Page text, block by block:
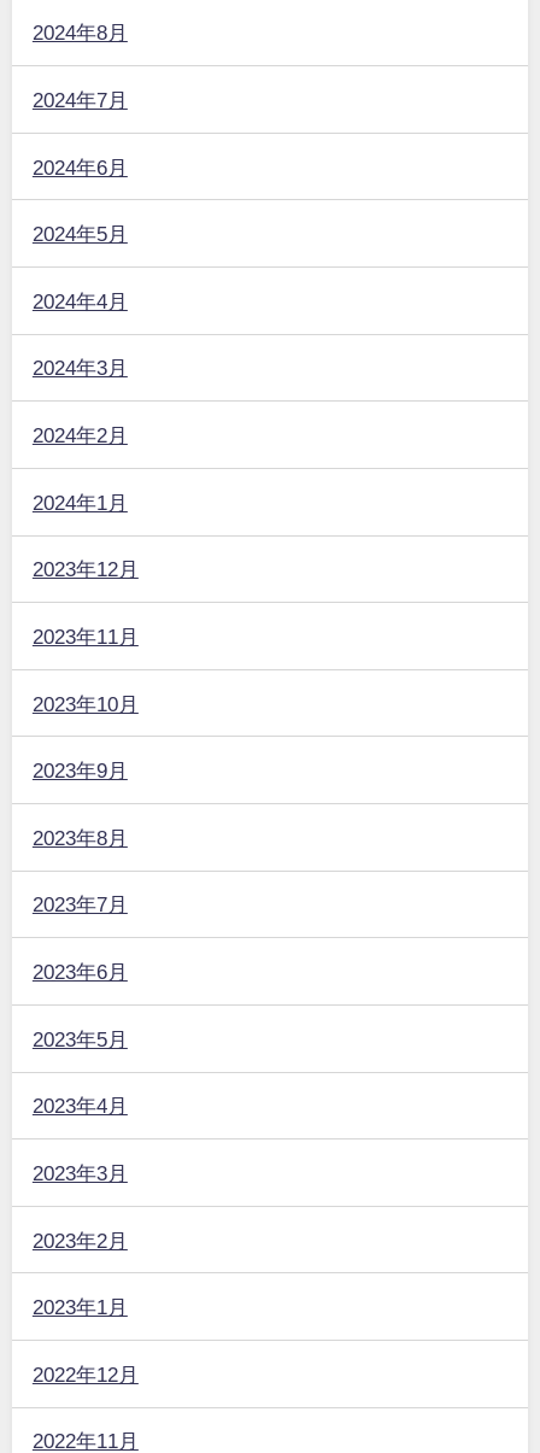
2024年8月
2024年7月
2024年6月
2024年5月
2024年4月
2024年3月
2024年2月
2024年1月
2023年12月
2023年11月
2023年10月
2023年9月
2023年8月
2023年7月
2023年6月
2023年5月
2023年4月
2023年3月
2023年2月
2023年1月
2022年12月
2022年11月